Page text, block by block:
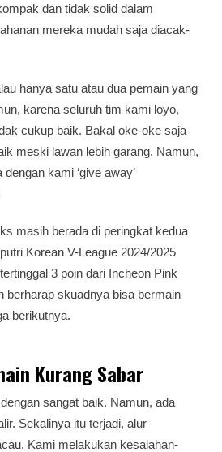
dan tidak solid dalam
mereka mudah saja diacak-
hanya satu atau dua pemain yang
karena seluruh tim kami loyo,
cukup baik. Bakal oke-oke saja
meski lawan lebih garang. Namun,
kami ‘give away’
masih berada di peringkat kedua
Korean V-League 2024/2025
3 poin dari Incheon Pink
berharap skuadnya bisa bermain
berikutnya.
Kurang Sabar
sangat baik. Namun, ada
Sekalinya itu terjadi, alur
Kami melakukan kesalahan-